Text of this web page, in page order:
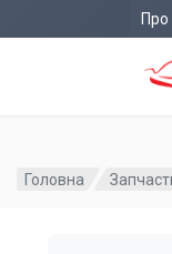
Про
Головна